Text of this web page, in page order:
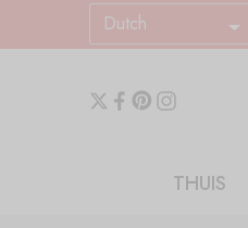
Dutch
THUIS